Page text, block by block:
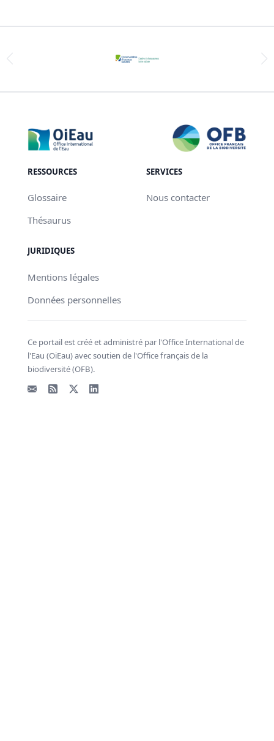
RESSOURCES
Glossaire
Thésaurus
SERVICES
Nous contacter
JURIDIQUES
Mentions légales
Données personnelles
Ce portail est créé et administré par l'Office International de
l'Eau (OiEau) avec soutien de l'Office français de la
biodiversité (OFB).